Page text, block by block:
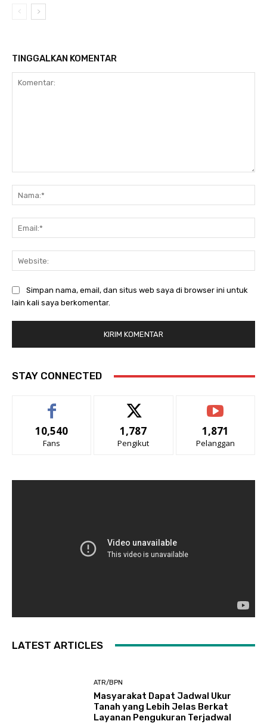
TINGGALKAN KOMENTAR
Simpan nama, email, dan situs web saya di browser ini untuk
lain kali saya berkomentar.
STAY CONNECTED
10,540
Fans
1,787
Pengikut
1,871
Pelanggan
LATEST ARTICLES
ATR/BPN
Masyarakat Dapat Jadwal Ukur
Tanah yang Lebih Jelas Berkat
Layanan Pengukuran Terjadwal